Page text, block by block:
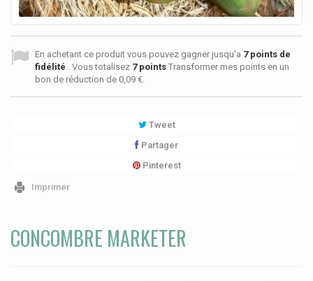
En achetant ce produit vous pouvez gagner jusqu'a 7points de
fidélité . Vous totalisez 7points Transformer mes points en un
bon de réduction de 0,09 €.
Tweet
Partager
Pinterest
Imprimer
CONCOMBRE MARKETER